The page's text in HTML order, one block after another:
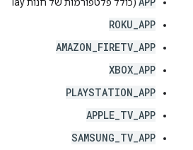
ROKU_APP
AMAZON_FIRETV_APP
XBOX_APP
PLAYSTATION_APP
APPLE_TV_APP
SAMSUNG_TV_APP